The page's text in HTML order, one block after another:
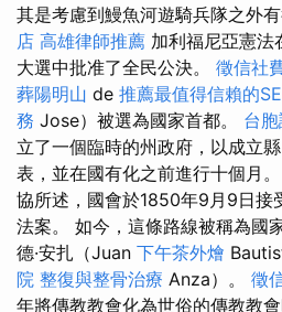
其是考慮到鰻魚河遊騎兵隊之外
店 高雄律師推薦 加利福尼亞憲法
大選中批准了全民公決。 徵信社
葬陽明山 de 推薦最值得信賴的
務 Jose）被選為國家首都。 台
立了一個臨時的州政府，以成立
表，並在國有化之前進行十個月。
協所述，國會於1850年9月9日接
法案。 如今，這條路線被稱為國
德·安扎（Juan 下午茶外燴
院 整復與整骨治療 Anza）。 徵
年將傳教教會化為世俗的傳教教